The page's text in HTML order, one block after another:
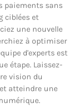
paiements sans
ciblées et
une nouvelle
à optimiser
d'experts est
étape. Laissez-
vision du
atteindre une